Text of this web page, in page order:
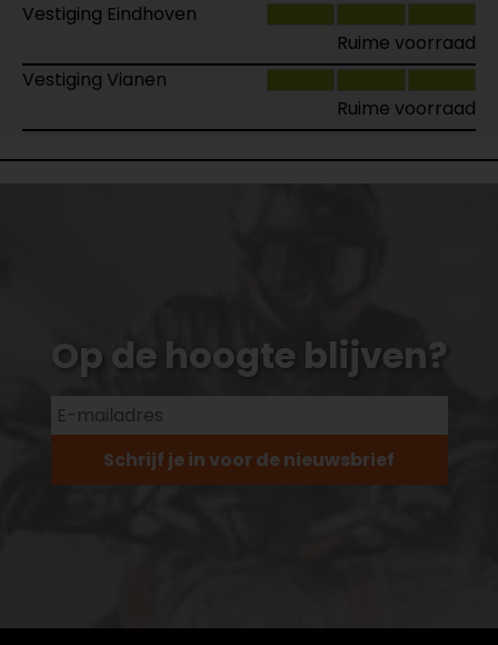
Vestiging Eindhoven
Ruime voorraad
Vestiging Vianen
Ruime voorraad
Op de hoogte blijven?
Schrijf je in voor de nieuwsbrief